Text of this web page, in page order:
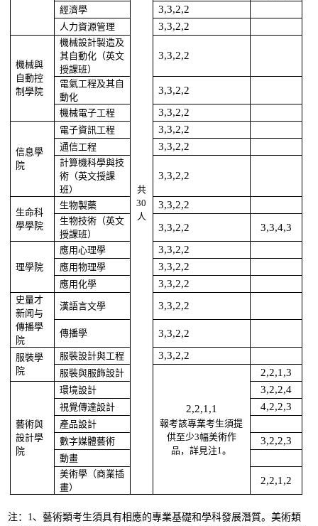
共
30
人
經濟學 3,3,2,2
人力資源管理 3,3,2,2
機械與
自動控
制學院
機械設計製造及
其自動化（英文
授課班）
3,3,2,2
電氣工程及其自
動化
3,3,2,2
機械電子工程 3,3,2,2
信息學
院
電子資訊工程 3,3,2,2
通信工程 3,3,2,2
計算機科學與技
術（英文授課
班）
3,3,2,2
生命科
學學院
生物製藥 3,3,2,2
生物技術（英文
授課班）
3,3,2,2 3,3,4,3
理學院
應用心理學 3,3,2,2
應用物理學 3,3,2,2
應用化學 3,3,2,2
史量才
新闻与
傳播學
院
漢語言文學 3,3,2,2
傳播學 3,3,2,2
服裝學
院
服裝設計與工程 3,3,2,2
服裝與服飾設計
2,2,1,1
報考該專業考生須提
供至少3幅美術作
品，詳見注1。
2,2,1,3
藝術與
設計學
院
環境設計 3,2,2,4
視覺傳達設計 4,2,2,3
產品設計
數字媒體藝術
3,2,2,3
動畫
美術學（商業插
畫）
2,2,1,2
注：1、藝術類考生須具有相應的專業基礎和學科發展潛質。美術類